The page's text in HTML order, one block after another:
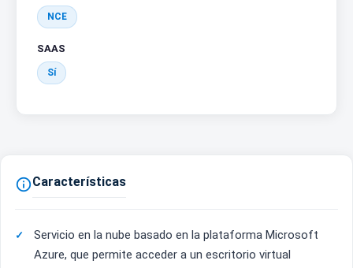
NCE
SAAS
Sí
Características
Servicio en la nube basado en la plataforma Microsoft
Azure, que permite acceder a un escritorio virtual